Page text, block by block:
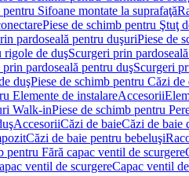
Sifoane montate la suprafaţă
Piese de schimb pentru Ştuţ
pardoseală pentru duşuriPiese de
rigole de duşScurgeri prin
pardoseală pentru duşScurgeri
duşPiese de schimb pentru Căzi de
Elemente de instalareAccesorii
Walk-inPiese de schimb pentru
AccesoriiCăzi de baieCăzi de baie
Căzi de baie pentru bebeluşi
pentru Fără capac ventil de scurgere
ventil de scurgereCapac ventil